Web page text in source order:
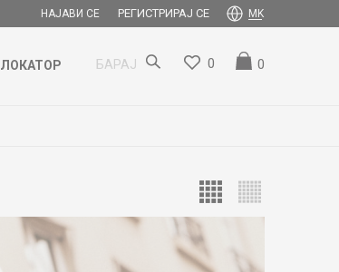
НАЈАВИ СЕ РЕГИСТРИРАЈ СЕ MK
ЛОКАТОР БАРАЈ 0
0